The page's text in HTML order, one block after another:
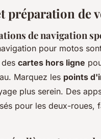
de
de navigation
pour motos
cartes hors ligne
Marquez les points
plus serein. Des
pour les deux-roues,